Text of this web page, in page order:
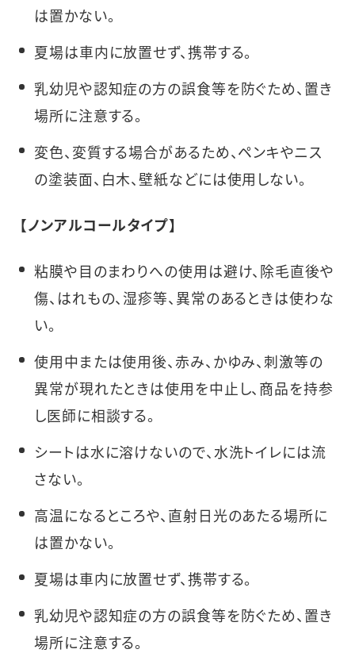
は置かない。
夏場は車内に放置せず、携帯する。
乳幼児や認知症の方の誤食等を防ぐため、置き
場所に注意する。
変色、変質する場合があるため、ペンキやニス
の塗装面、白木、壁紙などには使用しない。
【ノンアルコールタイプ】
粘膜や目のまわりへの使用は避け、除毛直後や
傷、はれもの、湿疹等、異常のあるときは使わな
い。
使用中または使用後、赤み、かゆみ、刺激等の
異常が現れたときは使用を中止し、商品を持参
し医師に相談する。
シートは水に溶けないので、水洗トイレには流
さない。
高温になるところや、直射日光のあたる場所に
は置かない。
夏場は車内に放置せず、携帯する。
乳幼児や認知症の方の誤食等を防ぐため、置き
場所に注意する。